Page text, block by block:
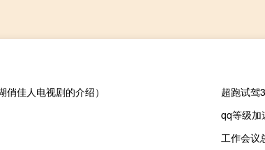
佳人电视剧的介绍）
超跑试驾
qq等级加